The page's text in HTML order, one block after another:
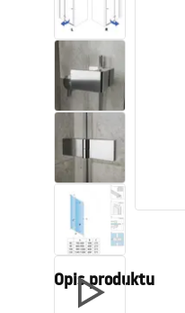
Umywalki
Wanny i
Baterie
Natryski
Kuchnia
Akcesoria i
Opis produktu